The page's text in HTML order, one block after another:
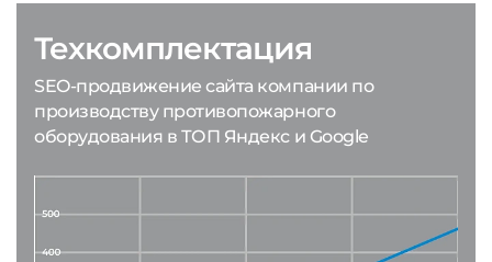
Техкомплектация
SEO-продвижение сайта компании по
производству противопожарного
оборудования в ТОП Яндекс и Google